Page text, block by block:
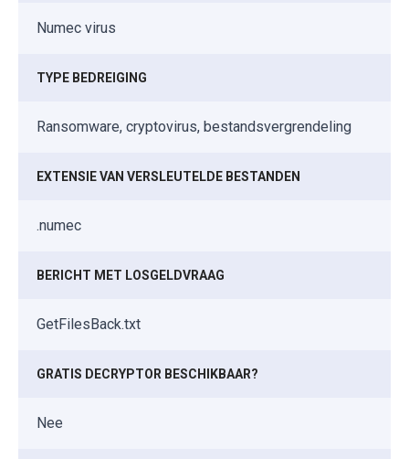
Numec virus
TYPE BEDREIGING
Ransomware, cryptovirus, bestandsvergrendeling
EXTENSIE VAN VERSLEUTELDE BESTANDEN
.numec
BERICHT MET LOSGELDVRAAG
GetFilesBack.txt
GRATIS DECRYPTOR BESCHIKBAAR?
Nee